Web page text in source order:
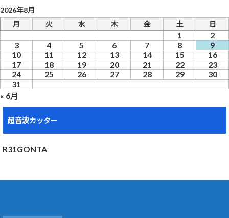
2026年8月
月
火 水 木 金 土 日
1
2
3
4 5 6 7 8
9
10
11 12 13 14 15
16
17
18 19 20 21 22
23
24
25 26 27 28 29
30
31
« 6月
超音波カッター
R31GONTA